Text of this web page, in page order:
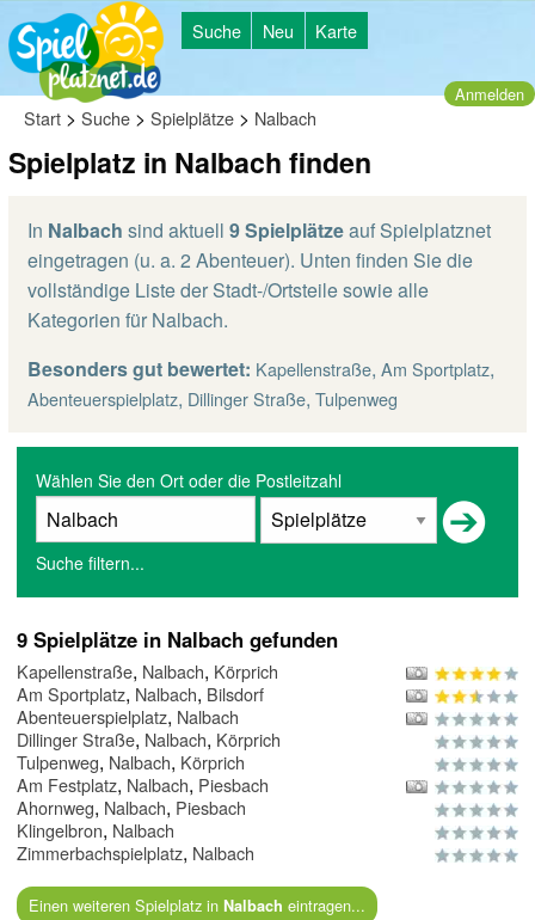
Suche Neu Karte
Anmelden
Start > Suche > Spielplätze > Nalbach
Spielplatz in Nalbach finden
In Nalbach sind aktuell 9 Spielplätzeauf Spielplatznet
eingetragen (u. a. 2 Abenteuer). Unten finden Sie die
vollständige Liste der Stadt-/Ortsteile sowie alle
Kategorien für Nalbach.
Besonders gut bewertet: Kapellenstraße, Am Sportplatz,
Abenteuerspielplatz, Dillinger Straße, Tulpenweg
Wählen Sie den Ort oder die Postleitzahl
Suche filtern...
9 Spielplätze in Nalbach gefunden
Kapellenstraße, Nalbach, Körprich
Am Sportplatz, Nalbach, Bilsdorf
Abenteuerspielplatz, Nalbach
Dillinger Straße, Nalbach, Körprich
Tulpenweg, Nalbach, Körprich
Am Festplatz, Nalbach, Piesbach
Ahornweg, Nalbach, Piesbach
Klingelbron, Nalbach
Zimmerbachspielplatz, Nalbach
Einen weiteren Spielplatz in Nalbach eintragen...